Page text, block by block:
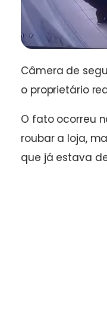
Câmera de
o proprietário
O fato ocorreu
roubar a loja,
que já estava